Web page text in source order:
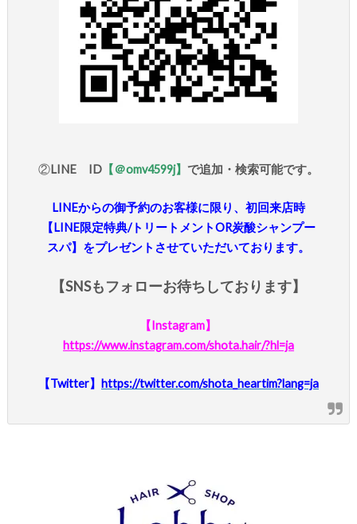
②LINE ID【＠omv4599j】 で追加・検索可能です。
LINEからの御予約のお客様に限り、初回来店時
【LINE限定特典/トリートメントOR炭酸シャンプー
スパ】をプレゼントさせていただいております。
【SNSもフォローお待ちしております】
【Instagram】
https://www.instagram.com/shota.hair/?hl=ja
【Twitter】 https://twitter.com/shota_heartim?lang=ja